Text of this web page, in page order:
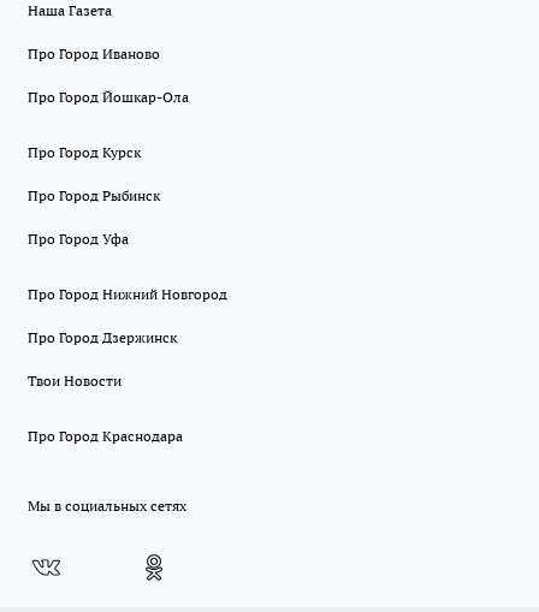
Наша Газета
Про Город Иваново
Про Город Йошкар-Ола
Про Город Курск
Про Город Рыбинск
Про Город Уфа
Про Город Нижний Новгород
Про Город Дзержинск
Твои Новости
Про Город Краснодара
Мы в социальных сетях